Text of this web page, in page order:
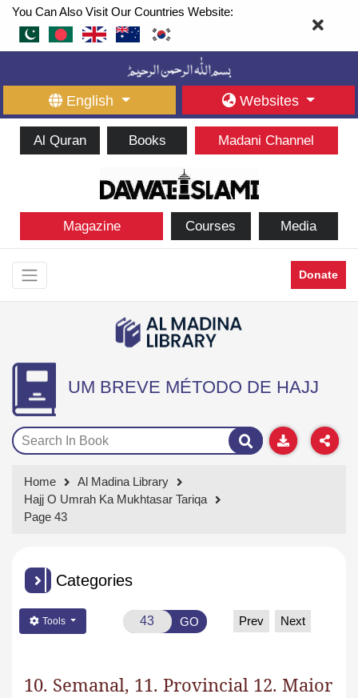
You Can Also Visit Our Countries Website:
English Websites
Al Quran Books Madani Channel
Magazine Courses Media
Donate
UM BREVE MÉTODO DE HAJJ
Home
Al Madina Library
Hajj O Umrah Ka Mukhtasar Tariqa
Page 43
Categories
Tools GO Prev Next
10. Semanal, 11. Provincial 12. Maior